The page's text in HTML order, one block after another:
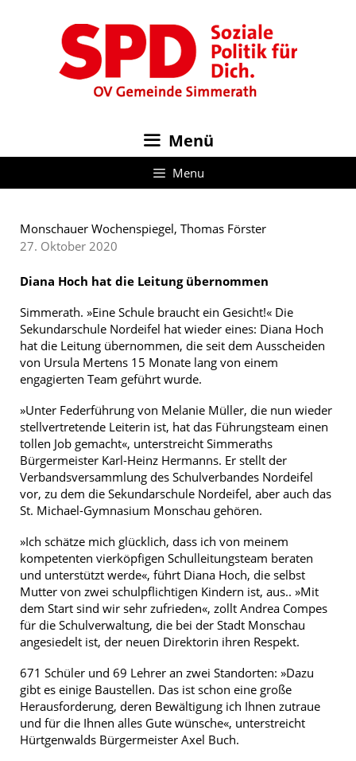
Menü
Menu
Monschauer Wochenspiegel, Thomas Förster
27. Oktober 2020
Diana Hoch hat die Leitung übernommen
Simmerath. »Eine Schule braucht ein Gesicht!« Die
Sekundarschule Nordeifel hat wieder eines: Diana Hoch
hat die Leitung übernommen, die seit dem Ausscheiden
von Ursula Mertens 15 Monate lang von einem
engagierten Team geführt wurde.
»Unter Federführung von Melanie Müller, die nun wieder
stellvertretende Leiterin ist, hat das Führungsteam einen
tollen Job gemacht«, unterstreicht Simmeraths
Bürgermeister Karl-Heinz Hermanns. Er stellt der
Verbandsversammlung des Schulverbandes Nordeifel
vor, zu dem die Sekundarschule Nordeifel, aber auch das
St. Michael-Gymnasium Monschau gehören.
»Ich schätze mich glücklich, dass ich von meinem
kompetenten vierköpfigen Schulleitungsteam beraten
und unterstützt werde«, führt Diana Hoch, die selbst
Mutter von zwei schulpflichtigen Kindern ist, aus.. »Mit
dem Start sind wir sehr zufrieden«, zollt Andrea Compes
für die Schulverwaltung, die bei der Stadt Monschau
angesiedelt ist, der neuen Direktorin ihren Respekt.
671 Schüler und 69 Lehrer an zwei Standorten: »Dazu
gibt es einige Baustellen. Das ist schon eine große
Herausforderung, deren Bewältigung ich Ihnen zutraue
und für die Ihnen alles Gute wünsche«, unterstreicht
Hürtgenwalds Bürgermeister Axel Buch.